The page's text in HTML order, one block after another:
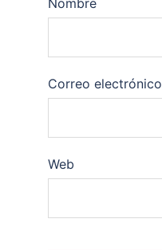
Correo electrónico
Web